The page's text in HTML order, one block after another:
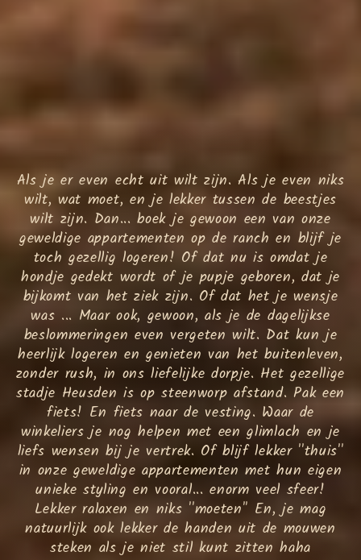
Als je er even echt uit wilt zijn. Als je even niks
wilt, wat moet, en je lekker tussen de beestjes
wilt zijn. Dan... boek je gewoon een van onze
geweldige appartementen op de ranch en blijf je
toch gezellig logeren! Of dat nu is omdat je
hondje gedekt wordt of je pupje geboren, dat je
bijkomt van het ziek zijn. Of dat het je wensje
was ... Maar ook, gewoon, als je de dagelijkse
beslommeringen even vergeten wilt. Dat kun je
heerlijk logeren en genieten van het buitenleven,
zonder rush, in ons liefelijke dorpje. Het gezellige
stadje Heusden is op steenworp afstand. Pak een
fiets! En fiets naar de vesting. Waar de
winkeliers je nog helpen met een glimlach en je
liefs wensen bij je vertrek. Of blijf lekker ''thuis''
in onze geweldige appartementen met hun eigen
unieke styling en vooral... enorm veel sfeer!
Lekker ralaxen en niks ''moeten'' En, je mag
natuurlijk ook lekker de handen uit de mouwen
steken als je niet stil kunt zitten haha